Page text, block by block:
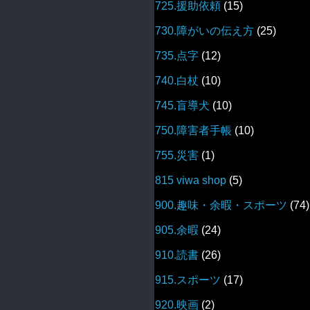
725.援助依頼 (15)
730.障がいの伝え方 (25)
735.点字 (12)
740.白杖 (10)
745.盲導犬 (10)
750.障害者手帳 (10)
755.災害 (1)
815 viwa shop (5)
900.趣味・余暇・スポーツ (74)
905.余暇 (24)
910.読書 (26)
915.スポーツ (17)
920.映画 (2)